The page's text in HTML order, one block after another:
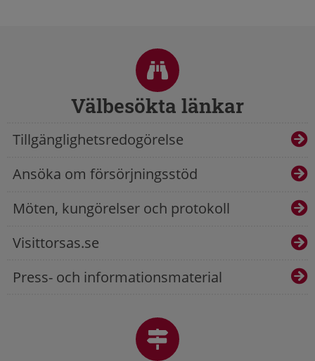
Välbesökta länkar
Tillgänglighetsredogörelse
Ansöka om försörjningsstöd
Möten, kungörelser och protokoll
Visittorsas.se
Press- och informationsmaterial